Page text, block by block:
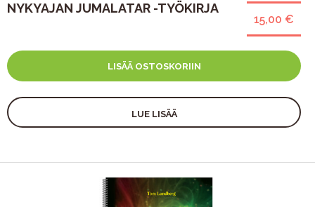
15,00 €
NYKYAJAN JUMALATAR -TYÖKIRJA
LISÄÄ OSTOSKORIIN
LUE LISÄÄ